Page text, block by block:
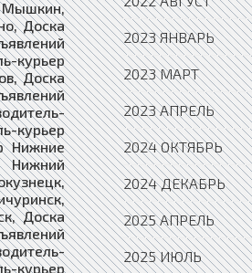
2023 ЯНВАРЬ
2023 МАРТ
2023 АПРЕЛЬ
2024 ОКТЯБРЬ
2024 ДЕКАБРЬ
2025 АПРЕЛЬ
2025 ИЮЛЬ